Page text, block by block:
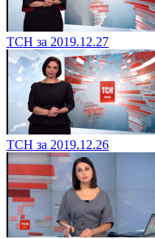
ТСН за 2019.12.27
ТСН за 2019.12.26